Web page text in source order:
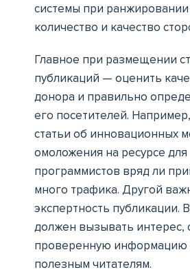
системы при
количество и качество
Главное при размещении
публикаций — оценить
донора и правильно
его посетителей.
статьи об инновационных
омоложения на ресурсе для
программистов вряд ли
много трафика. Другой
экспертность публикации.
должен вызывать интерес,
проверенную информацию
полезным читателям.